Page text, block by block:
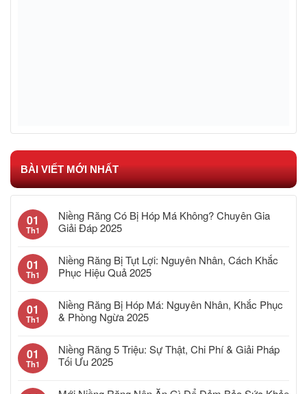
BÀI VIẾT MỚI NHẤT
01
Th1
Niềng Răng Có Bị Hóp Má Không? Chuyên Gia
Giải Đáp 2025
01
Th1
Niềng Răng Bị Tụt Lợi: Nguyên Nhân, Cách Khắc
Phục Hiệu Quả 2025
01
Th1
Niềng Răng Bị Hóp Má: Nguyên Nhân, Khắc Phục
& Phòng Ngừa 2025
01
Th1
Niềng Răng 5 Triệu: Sự Thật, Chi Phí & Giải Pháp
Tối Ưu 2025